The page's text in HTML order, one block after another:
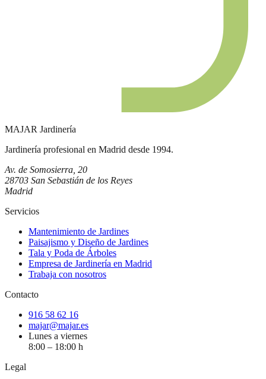
MAJAR Jardinería
Jardinería profesional en Madrid desde 1994.
Av. de Somosierra, 20
28703 San Sebastián de los Reyes
Madrid
Servicios
Mantenimiento de Jardines
Paisajismo y Diseño de Jardines
Tala y Poda de Árboles
Empresa de Jardinería en Madrid
Trabaja con nosotros
Contacto
916 58 62 16
majar@majar.es
Lunes a viernes
8:00 – 18:00 h
Legal